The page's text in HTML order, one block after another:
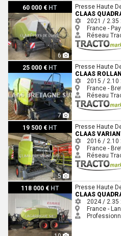
60 000 € HT
6
Claas QUADRANT 5300 RF TANDEM
Presse Haute
CLAAS
2021 / 2.35
France -
Réseau
25 000 € HT
7
Claas ROLLANT 455 RC UNIWRAP
Presse Haute
CLAAS
2015 / 2.10
France -
Réseau
19 500 € HT
5
Claas VARIANT 370
Presse Haute
CLAAS
2016 / 2.10
France -
Réseau
118 000 € HT
Claas QUADRANT 4200 RF ÉVOLUTION
Presse Haute
CLAAS
2024 / 2.35
France -